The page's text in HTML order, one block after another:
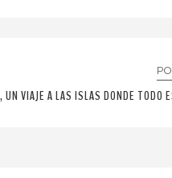
UN VIAJE A LAS ISLAS DONDE TODO